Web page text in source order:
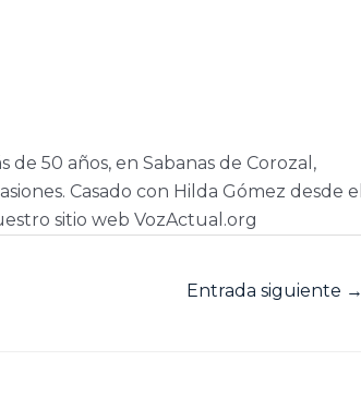
de 50 años, en Sabanas de Corozal,
Casado con Hilda Gómez desde el
sitio web VozActual.org
Entrada siguiente →